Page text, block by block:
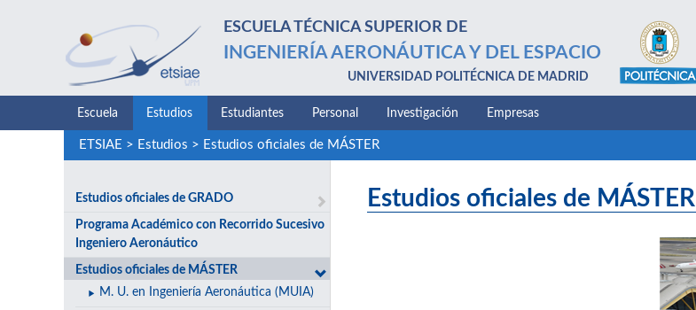
ESCUELA TÉCNICA SUPERIOR DE
INGENIERÍA AERONÁUTICA Y DEL ESPACIO
UNIVERSIDAD POLITÉCNICA DE MADRID
Escuela Estudios Estudiantes Personal Investigación Empresas
ETSIAE > Estudios > Estudios oficiales de MÁSTER
Estudios oficiales de GRADO
Programa Académico con Recorrido Sucesivo
Ingeniero Aeronáutico
Estudios oficiales de MÁSTER
M. U. en Ingeniería Aeronáutica (MUIA)
Estudios oficiales de MÁSTER